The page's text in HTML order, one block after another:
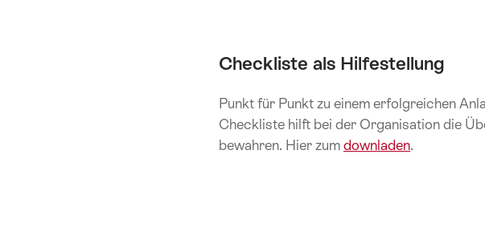
Checkliste als Hilfestellung
Punkt für Punkt zu einem erfolgreichen
Checkliste hilft bei der Organisation die
bewahren. Hier zum downladen.